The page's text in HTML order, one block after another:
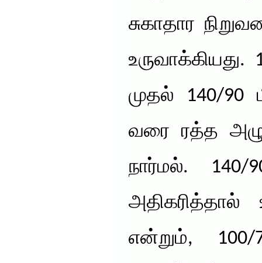
சுகாதார
உருவாக்கியது.
முதல் 140/90
வரை ரத்த
நார்மல்.
என்றும், 100/